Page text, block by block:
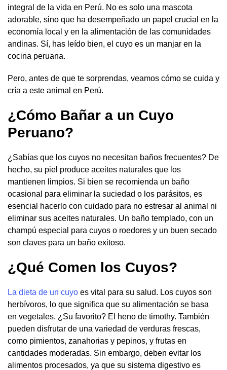
integral de la vida en Perú. No es solo una mascota
adorable, sino que ha desempeñado un papel crucial en la
economía local y en la alimentación de las comunidades
andinas. Sí, has leído bien, el cuyo es un manjar en la
cocina peruana.
Pero, antes de que te sorprendas, veamos cómo se cuida y
cría a este animal en Perú.
¿Cómo Bañar a un Cuyo
Peruano?
¿Sabías que los cuyos no necesitan baños frecuentes? De
hecho, su piel produce aceites naturales que los
mantienen limpios. Si bien se recomienda un baño
ocasional para eliminar la suciedad o los parásitos, es
esencial hacerlo con cuidado para no estresar al animal ni
eliminar sus aceites naturales. Un baño templado, con un
champú especial para cuyos o roedores y un buen secado
son claves para un baño exitoso.
¿Qué Comen los Cuyos?
La dieta de un cuyo es vital para su salud. Los cuyos son
herbívoros, lo que significa que su alimentación se basa
en vegetales. ¿Su favorito? El heno de timothy. También
pueden disfrutar de una variedad de verduras frescas,
como pimientos, zanahorias y pepinos, y frutas en
cantidades moderadas. Sin embargo, deben evitar los
alimentos procesados, ya que su sistema digestivo es